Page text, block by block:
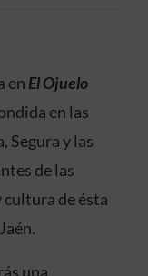
en El Ojuelo
en las
Segura y las
de las
de ésta
una